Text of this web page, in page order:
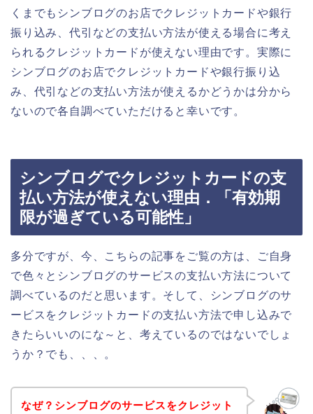
くまでもシンブログのお店でクレジットカードや銀行
振り込み、代引などの支払い方法が使える場合に考え
られるクレジットカードが使えない理由です。実際に
シンブログのお店でクレジットカードや銀行振り込
み、代引などの支払い方法が使えるかどうかは分から
ないので各自調べていただけると幸いです。
シンブログでクレジットカードの支
払い方法が使えない理由．「有効期
限が過ぎている可能性」
多分ですが、今、こちらの記事をご覧の方は、ご自身
で色々とシンブログのサービスの支払い方法について
調べているのだと思います。そして、シンブログのサ
ービスをクレジットカードの支払い方法で申し込みで
きたらいいのにな～と、考えているのではないでしょ
うか？でも、、、。
なぜ？シンブログのサービスをクレジット